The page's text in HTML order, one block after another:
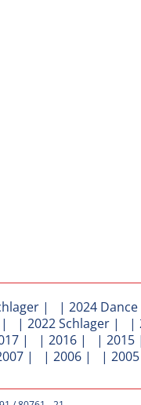
| | 2024 Dance
| | 2022 Schlager | |
| | 2016 | | 2015
| | 2006 | | 2005